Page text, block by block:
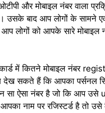
और मोबाइल नंबर वाला
उसके बाद आप लोगों के सामने
आप लोगों को आपके सारे मोबाइल
में कितने मोबाइल नंबर
देख सकते हैं कि आपका पर्सनल
सा ऐसा नंबर है जो कि आप उसे
नाम पर रजिस्टर्ड है तो